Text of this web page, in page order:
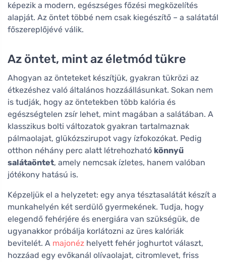
képezik a modern, egészséges főzési megközelítés
alapját. Az öntet többé nem csak kiegészítő – a salátatál
főszereplőjévé válik.
Az öntet, mint az életmód tükre
Ahogyan az önteteket készítjük, gyakran tükrözi az
étkezéshez való általános hozzáállásunkat. Sokan nem
is tudják, hogy az öntetekben több kalória és
egészségtelen zsír lehet, mint magában a salátában. A
klasszikus bolti változatok gyakran tartalmaznak
pálmaolajat, glükózszirupot vagy ízfokozókat. Pedig
otthon néhány perc alatt létrehozható könnyű
salátaöntet, amely nemcsak ízletes, hanem valóban
jótékony hatású is.
Képzeljük el a helyzetet: egy anya tésztasalátát készít a
munkahelyén két serdülő gyermekének. Tudja, hogy
elegendő fehérjére és energiára van szükségük, de
ugyanakkor próbálja korlátozni az üres kalóriák
bevitelét. A majonéz helyett fehér joghurtot választ,
hozzáad egy evőkanál olívaolajat, citromlevet, friss